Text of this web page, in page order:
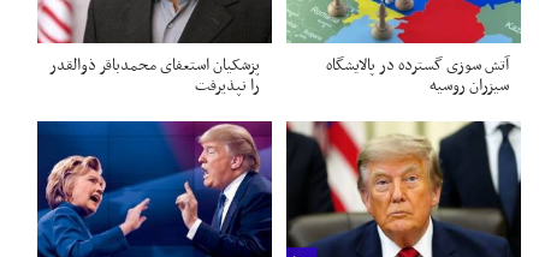
آتش سوزی گسترده در پالایشگاه
سیزران روسیه
پزشکیان استعفای محمدباقر ذوالقدر
را نپذیرفت